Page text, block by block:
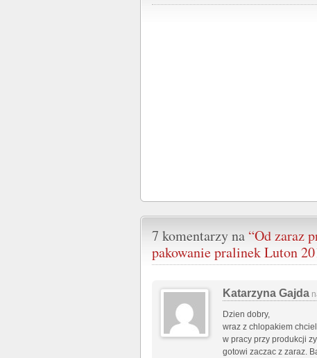
7 komentarzy na “Od zaraz
pakowanie pralinek Luton
Katarzyna Gajda
Dzien dobry,
wraz z chlopakiem
w pracy przy produkcji
gotowi zaczac z zaraz.